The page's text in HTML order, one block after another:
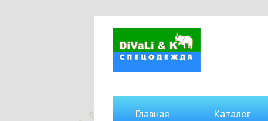
Главная Каталог